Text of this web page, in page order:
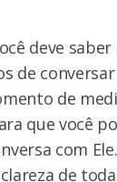
deve saber
de conversar
de
que você
com
de